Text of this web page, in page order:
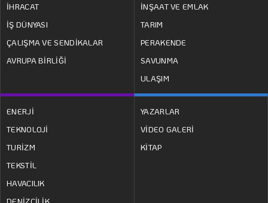
İHRACAT
İŞ DÜNYASI
ÇALIŞMA VE SENDİKALAR
AVRUPA BİRLİĞİ
İNŞAAT VE EMLAK
TARIM
PERAKENDE
SAVUNMA
ULAŞIM
ENERJİ
TEKNOLOJİ
TURİZM
TEKSTİL
HAVACILIK
DENİZCİLİK
YAZARLAR
VİDEO GALERİ
KİTAP